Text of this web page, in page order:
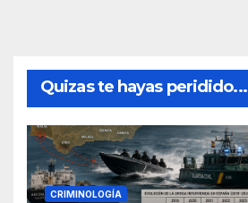
Quizas te hayas peridido...
CRIMINOLOGÍA